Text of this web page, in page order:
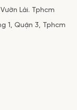
Lài. Tphcm
1, Quận 3, Tphcm